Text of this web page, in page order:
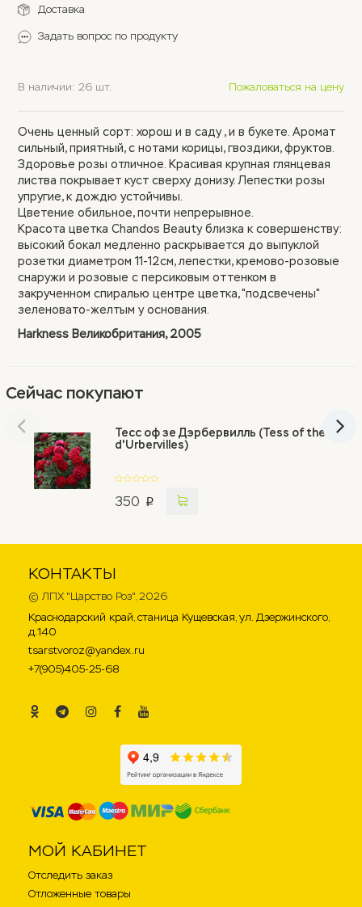
Доставка
Задать вопрос по продукту
В наличии: 26 шт. Пожаловаться на цену
Очень ценный сорт: хорош и в саду , и в букете. Аромат
сильный, приятный, с нотами корицы, гвоздики, фруктов.
Здоровье розы отличное. Красивая крупная глянцевая
листва покрывает куст сверху донизу. Лепестки розы
упругие, к дождю устойчивы.
Цветение обильное, почти непрерывное.
Красота цветка Chandos Beauty близка к совершенству:
высокий бокал медленно раскрывается до выпуклой
розетки диаметром 11-12см, лепестки, кремово-розовые
снаружи и розовые с персиковым оттенком в
закрученном спиралью центре цветка, "подсвечены"
зеленовато-желтым у основания.
Harkness Великобритания, 2005
Сейчас покупают
350 p
Тесс оф зе Дэрбервилль (Tess of the
d'Urbervilles)
КОНТАКТЫ
© ЛПХ "Царство Роз", 2026
Краснодарский край, станица Кущевская, ул. Дзержинского,
д.140
tsarstvoroz@yandex.ru
+7(905)405-25-68
МОЙ КАБИНЕТ
Отследить заказ
Отложенные товары